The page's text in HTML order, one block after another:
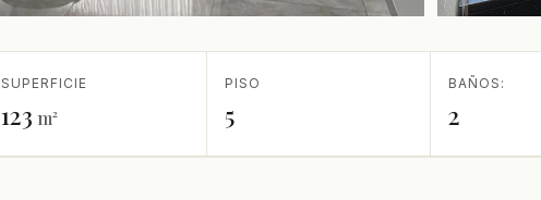
SUPERFICIE
123 m²
PISO
5
BAÑOS:
2